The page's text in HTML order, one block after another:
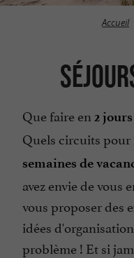
Accueil
Que faire en 2
Quels circuits pour
semaines de
avez envie de vous
vous proposer des
idées
problème ! Et si